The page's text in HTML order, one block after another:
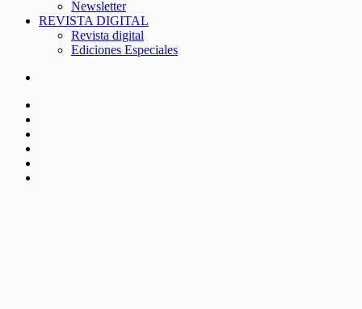
Newsletter
REVISTA DIGITAL
Revista digital
Ediciones Especiales